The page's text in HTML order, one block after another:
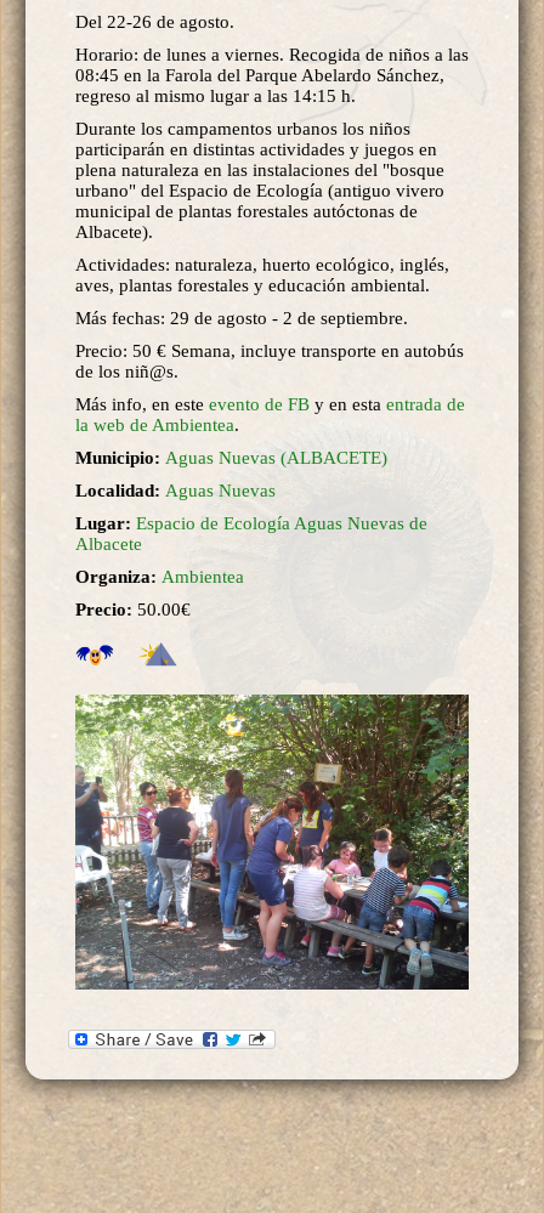
Del 22-26 de agosto.
Horario: de lunes a viernes. Recogida de niños a las
08:45 en la Farola del Parque Abelardo Sánchez,
regreso al mismo lugar a las 14:15 h.
Durante los campamentos urbanos los niños
participarán en distintas actividades y juegos en
plena naturaleza en las instalaciones del "bosque
urbano" del Espacio de Ecología (antiguo vivero
municipal de plantas forestales autóctonas de
Albacete).
Actividades: naturaleza, huerto ecológico, inglés,
aves, plantas forestales y educación ambiental.
Más fechas: 29 de agosto - 2 de septiembre.
Precio: 50 € Semana, incluye transporte en autobús
de los niñ@s.
Más info, en este evento de FB y en esta entrada de
la web de Ambientea.
Municipio: Aguas Nuevas (ALBACETE)
Localidad: Aguas Nuevas
Lugar: Espacio de Ecología Aguas Nuevas de
Albacete
Organiza: Ambientea
Precio: 50.00€